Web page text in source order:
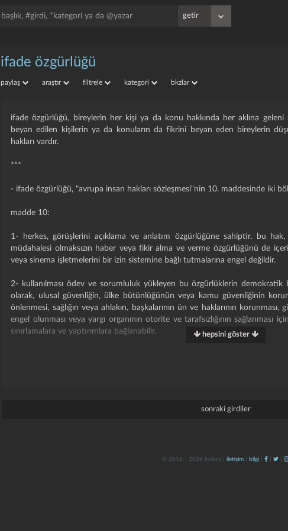
ifade özgürlüğü
paylaş araştır filtrele kategori bkzlar
ifade özgürlüğü, bireylerin her kişi ya da konu hakkında her aklına geleni
beyan edilen kişilerin ya da konuların da fikrini beyan eden bireylerin
hakları vardır.
***
- ifade özgürlüğü, "avrupa insan hakları sözleşmesi"nin 10. maddesinde iki
madde 10:
1- herkes, görüşlerini açıklama ve anlatım özgürlüğüne sahiptir. bu
müdahalesi olmaksızın haber veya fikir alma ve verme özgürlüğünü de
veya sinema işletmelerini bir izin sistemine bağlı tutmalarına engel değildir.
2- kullanılması ödev ve sorumluluk yükleyen bu özgürlüklerin
olarak, ulusal güvenliğin, ülke bütünlüğünün veya kamu güvenliğinin
önlenmesi, sağlığın veya ahlakın, başkalarının ün ve haklarının korunması,
engel olunması veya yargı organının otorite ve tarafsızlığının sağlanması
sınırlamalara ve yaptırımlara bağlanabilir.
veya sanatsal ürün şeklinde veya kendi tercih ettiği başka bir iletişim
hepsini göster
sonraki girdiler
© 2016 - 2024 kulzos | iletişim bilgi